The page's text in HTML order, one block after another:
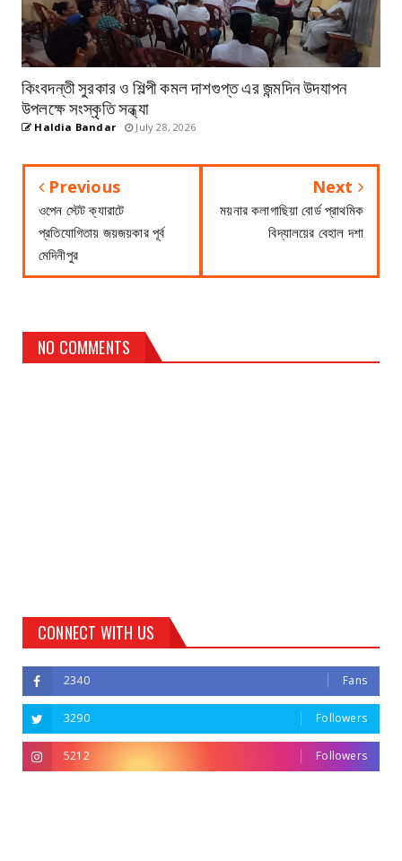
কিংবদন্তী সুরকার ও শিল্পী কমল দাশগুপ্ত এর জন্মদিন উদযাপন
উপলক্ষে সংস্কৃতি সন্ধ্যা
Haldia Bandar July 28, 2026
Previous
ওপেন স্টেট ক্যারাটে
প্রতিযোগিতায় জয়জয়কার পূর্ব
মেদিনীপুর
Next
ময়নার কলাগাছিয়া বোর্ড প্রাথমিক
বিদ্যালয়ের বেহাল দশা
NO COMMENTS
CONNECT WITH US
2340 Fans
3290 Followers
5212 Followers